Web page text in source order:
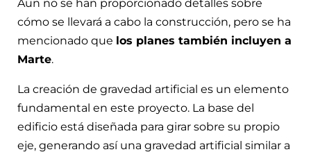
Aun no se han proporcionado detalles sobre
cómo se llevará a cabo la construcción, pero se ha
mencionado que los planes también incluyen a
Marte.
La creación de gravedad artificial es un elemento
fundamental en este proyecto. La base del
edificio está diseñada para girar sobre su propio
eje, generando así una gravedad artificial similar a